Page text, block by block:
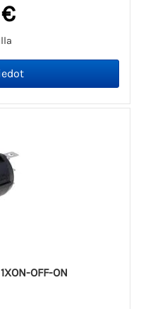
OFF-ON